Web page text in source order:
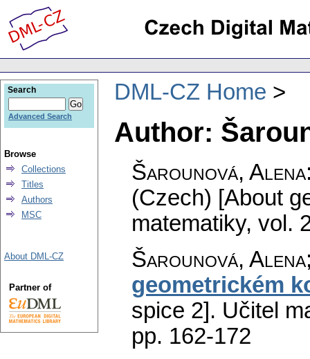
DML-CZ Home
Author:
Šarounová, Alena
(Czech) [About
matematiky, vol.
Šarounová,
geometrickém
spice 2]. Učitel
pp. 162-172
Search
Advanced Search
Browse
Collections
Titles
Authors
MSC
About DML-CZ
Partner of